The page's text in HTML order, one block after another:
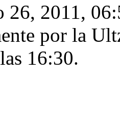
26, 2011,
por la
16:30.